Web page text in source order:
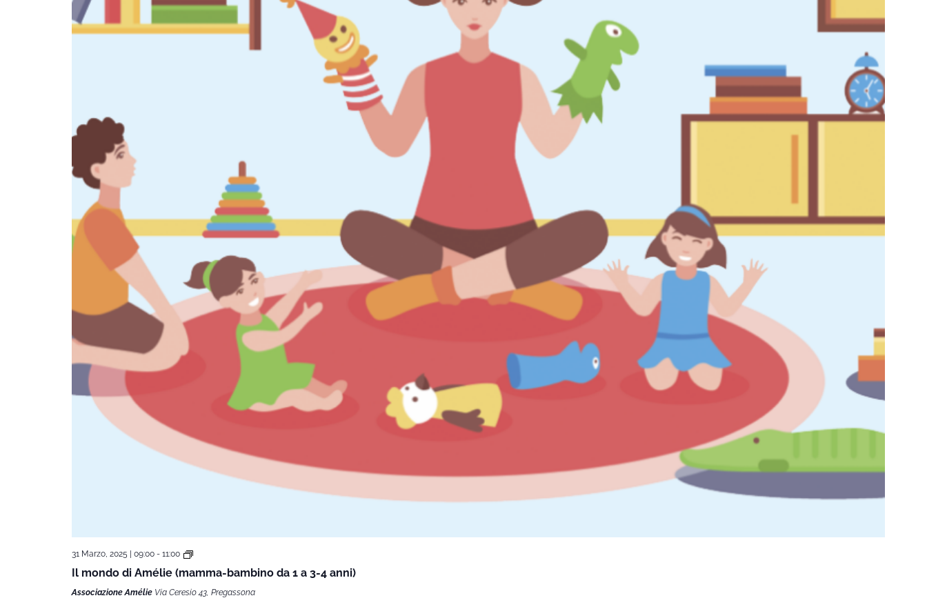
31 Marzo, 2025 | 09:00- 11:00
Il mondo di Amélie (mamma-bambino da 1 a 3-4 anni)
Associazione Amélie Via Ceresio 43, Pregassona